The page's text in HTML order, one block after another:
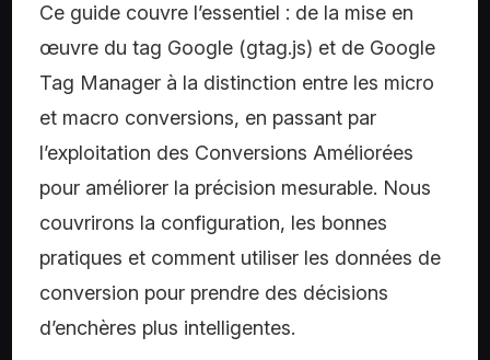
Ce guide couvre l’essentiel : de la mise en
œuvre du tag Google (gtag.js) et de Google
Tag Manager à la distinction entre les micro
et macro conversions, en passant par
l’exploitation des Conversions Améliorées
pour améliorer la précision mesurable. Nous
couvrirons la configuration, les bonnes
pratiques et comment utiliser les données de
conversion pour prendre des décisions
d’enchères plus intelligentes.